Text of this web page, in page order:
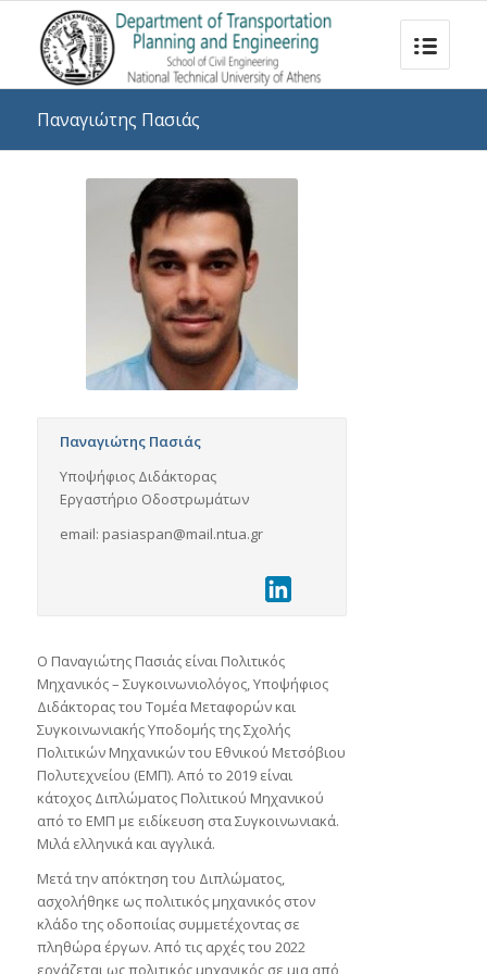
Παναγιώτης Πασιάς
Παναγιώτης Πασιάς
Υποψήφιος Διδάκτορας
Εργαστήριο Οδοστρωμάτων
email: pasiaspan@mail.ntua.gr
Ο Παναγιώτης Πασιάς είναι Πολιτικός
Μηχανικός – Συγκοινωνιολόγος, Υποψήφιος
Διδάκτορας του Τομέα Μεταφορών και
Συγκοινωνιακής Υποδομής της Σχολής
Πολιτικών Μηχανικών του Εθνικού Μετσόβιου
Πολυτεχνείου (ΕΜΠ). Από το 2019 είναι
κάτοχος Διπλώματος Πολιτικού Μηχανικού
από το ΕΜΠ με ειδίκευση στα Συγκοινωνιακά.
Μιλά ελληνικά και αγγλικά.
Μετά την απόκτηση του Διπλώματος,
ασχολήθηκε ως πολιτικός μηχανικός στον
κλάδο της οδοποιίας συμμετέχοντας σε
πληθώρα έργων. Από τις αρχές του 2022
εργάζεται ως πολιτικός μηχανικός σε μια από